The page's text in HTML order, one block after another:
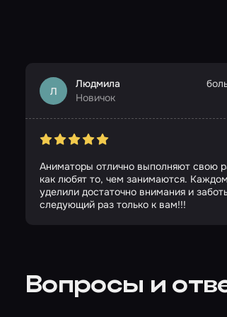
Л
Людмила
Новичок
Аниматоры отлично выполняют свою
как любят то, чем занимаются.
уделили достаточно внимания и
следующий раз только к вам!!!
Вопросы и